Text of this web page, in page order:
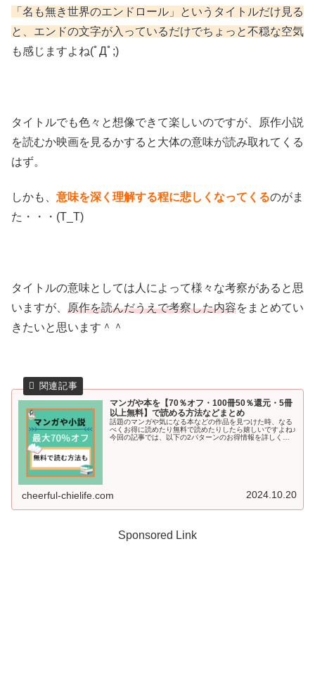
「名も無き世界のエンドロール」というタイトルだけ見る
と、エンドの文字が入っているだけでちょっと不穏な空気
も感じますよね(ﾟДﾟ;)
タイトルでも色々と想像できて楽しいのですが、原作小説
を読むか映画を見るかすると大体の意味が読み取れてくる
はず。
しかも、 意味を深く理解する程に悲しくなってくるのがま
た・・・(T_T)
タイトルの意味としては人によって様々な考察があると思
いますが、 原作を読んだうえで考察した内容をまとめてい
きたいと思います＾＾
マンガや本を【70％オフ・100冊50％還元・5冊
以上無料】で読める方法などまとめ
話題のマンガや気になる本などの作品を見つけた時、なる
べくお得に読めたり無料で読めたりしたら嬉しいですよね♪
今回の記事では、以下の2パターンのお得情報を詳しくご
cheerful-chielife.com 2024.10.20
Sponsored Link